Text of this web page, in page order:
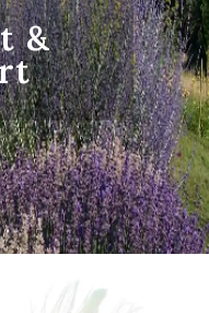
&